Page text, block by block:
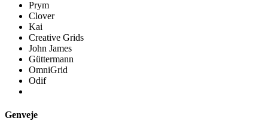
Prym
Clover
Kai
Creative Grids
John James
Güttermann
OmniGrid
Odif
Genveje